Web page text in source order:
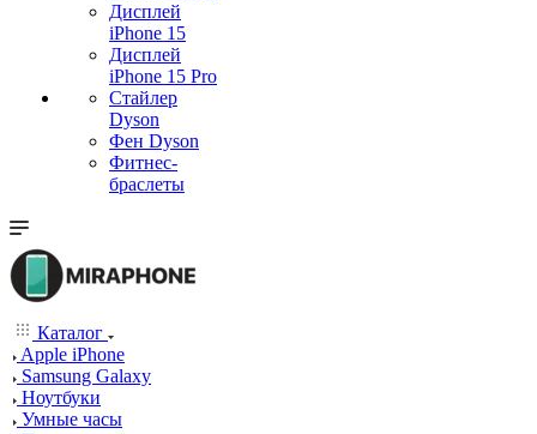
Дисплей
iPhone 15
Дисплей
iPhone 15 Pro
Стайлер
Dyson
Фен Dyson
Фитнес-
браслеты
Каталог
Apple iPhone
Samsung Galaxy
Ноутбуки
Умные часы